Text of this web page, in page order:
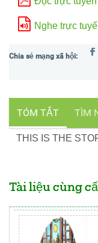
Nghe trực
TÓM TẮT TÌM
THIS IS THE
Tài liệu cùng